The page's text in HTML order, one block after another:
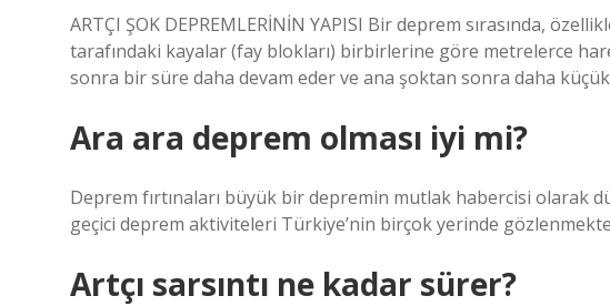
ARTÇI ŞOK DEPREMLERİNİN YAPISI Bir deprem sırasında,
tarafındaki kayalar (fay blokları) birbirlerine göre metrelerce
sonra bir süre daha devam eder ve ana şoktan sonra daha
Ara ara deprem olması iyi mi?
Deprem fırtınaları büyük bir depremin mutlak habercisi olarak
geçici deprem aktiviteleri Türkiye’nin birçok yerinde
Artçı sarsıntı ne kadar sürer?